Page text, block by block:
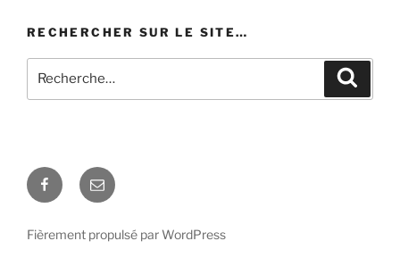
RECHERCHER SUR LE SITE…
pour
Facebook
E-
mail
Fièrement propulsé par WordPress